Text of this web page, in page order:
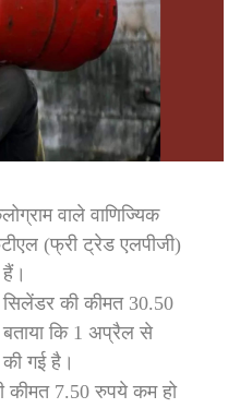
वाले वाणिज्यिक
(फ्री ट्रेड एलपीजी)
सिलेंडर की कीमत 30.50
कि 1 अप्रैल से
गई है।
कीमत 7.50 रुपये कम हो